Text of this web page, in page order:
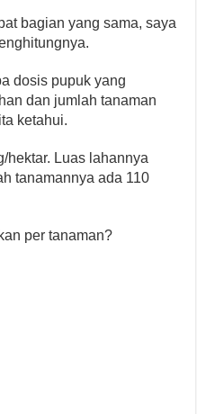
bagian yang sama, saya
dosis pupuk yang
dan jumlah tanaman
ketahui.
hektar. Luas lahannya
tanamannya ada 110
per tanaman?